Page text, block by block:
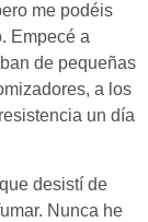
me podéis
Empecé a
de pequeñas
a los
un día
desistí de
Nunca he